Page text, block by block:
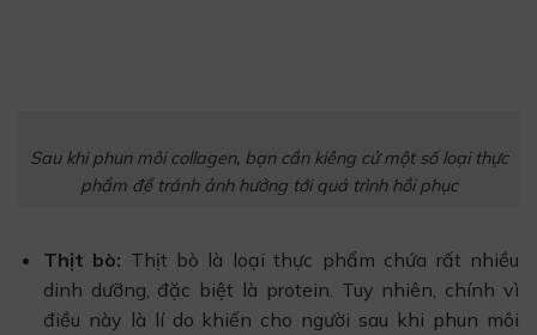
Sau khi phun môi collagen, bạn cần kiêng cử một số loại thực
phẩm để tránh ảnh hưởng tới quá trình hồi phục
Thịt bò: Thịt bò là loại thực phẩm chứa rất nhiều
dinh dưỡng, đặc biệt là protein. Tuy nhiên, chính vì
điều này là lí do khiến cho người sau khi phun môi